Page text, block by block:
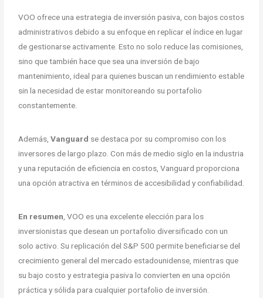
VOO ofrece una estrategia de inversión pasiva, con bajos costos
administrativos debido a su enfoque en replicar el índice en lugar
de gestionarse activamente. Esto no solo reduce las comisiones,
sino que también hace que sea una inversión de bajo
mantenimiento, ideal para quienes buscan un rendimiento estable
sin la necesidad de estar monitoreando su portafolio
constantemente.
Además,Vanguard se destaca por su compromiso con los
inversores de largo plazo. Con más de medio siglo en la industria
y una reputación de eficiencia en costos, Vanguard proporciona
una opción atractiva en términos de accesibilidad y confiabilidad.
En resumen , VOO es una excelente elección para los
inversionistas que desean un portafolio diversificado con un
solo activo. Su replicación del S&P 500 permite beneficiarse del
crecimiento general del mercado estadounidense, mientras que
su bajo costo y estrategia pasiva lo convierten en una opción
práctica y sólida para cualquier portafolio de inversión.